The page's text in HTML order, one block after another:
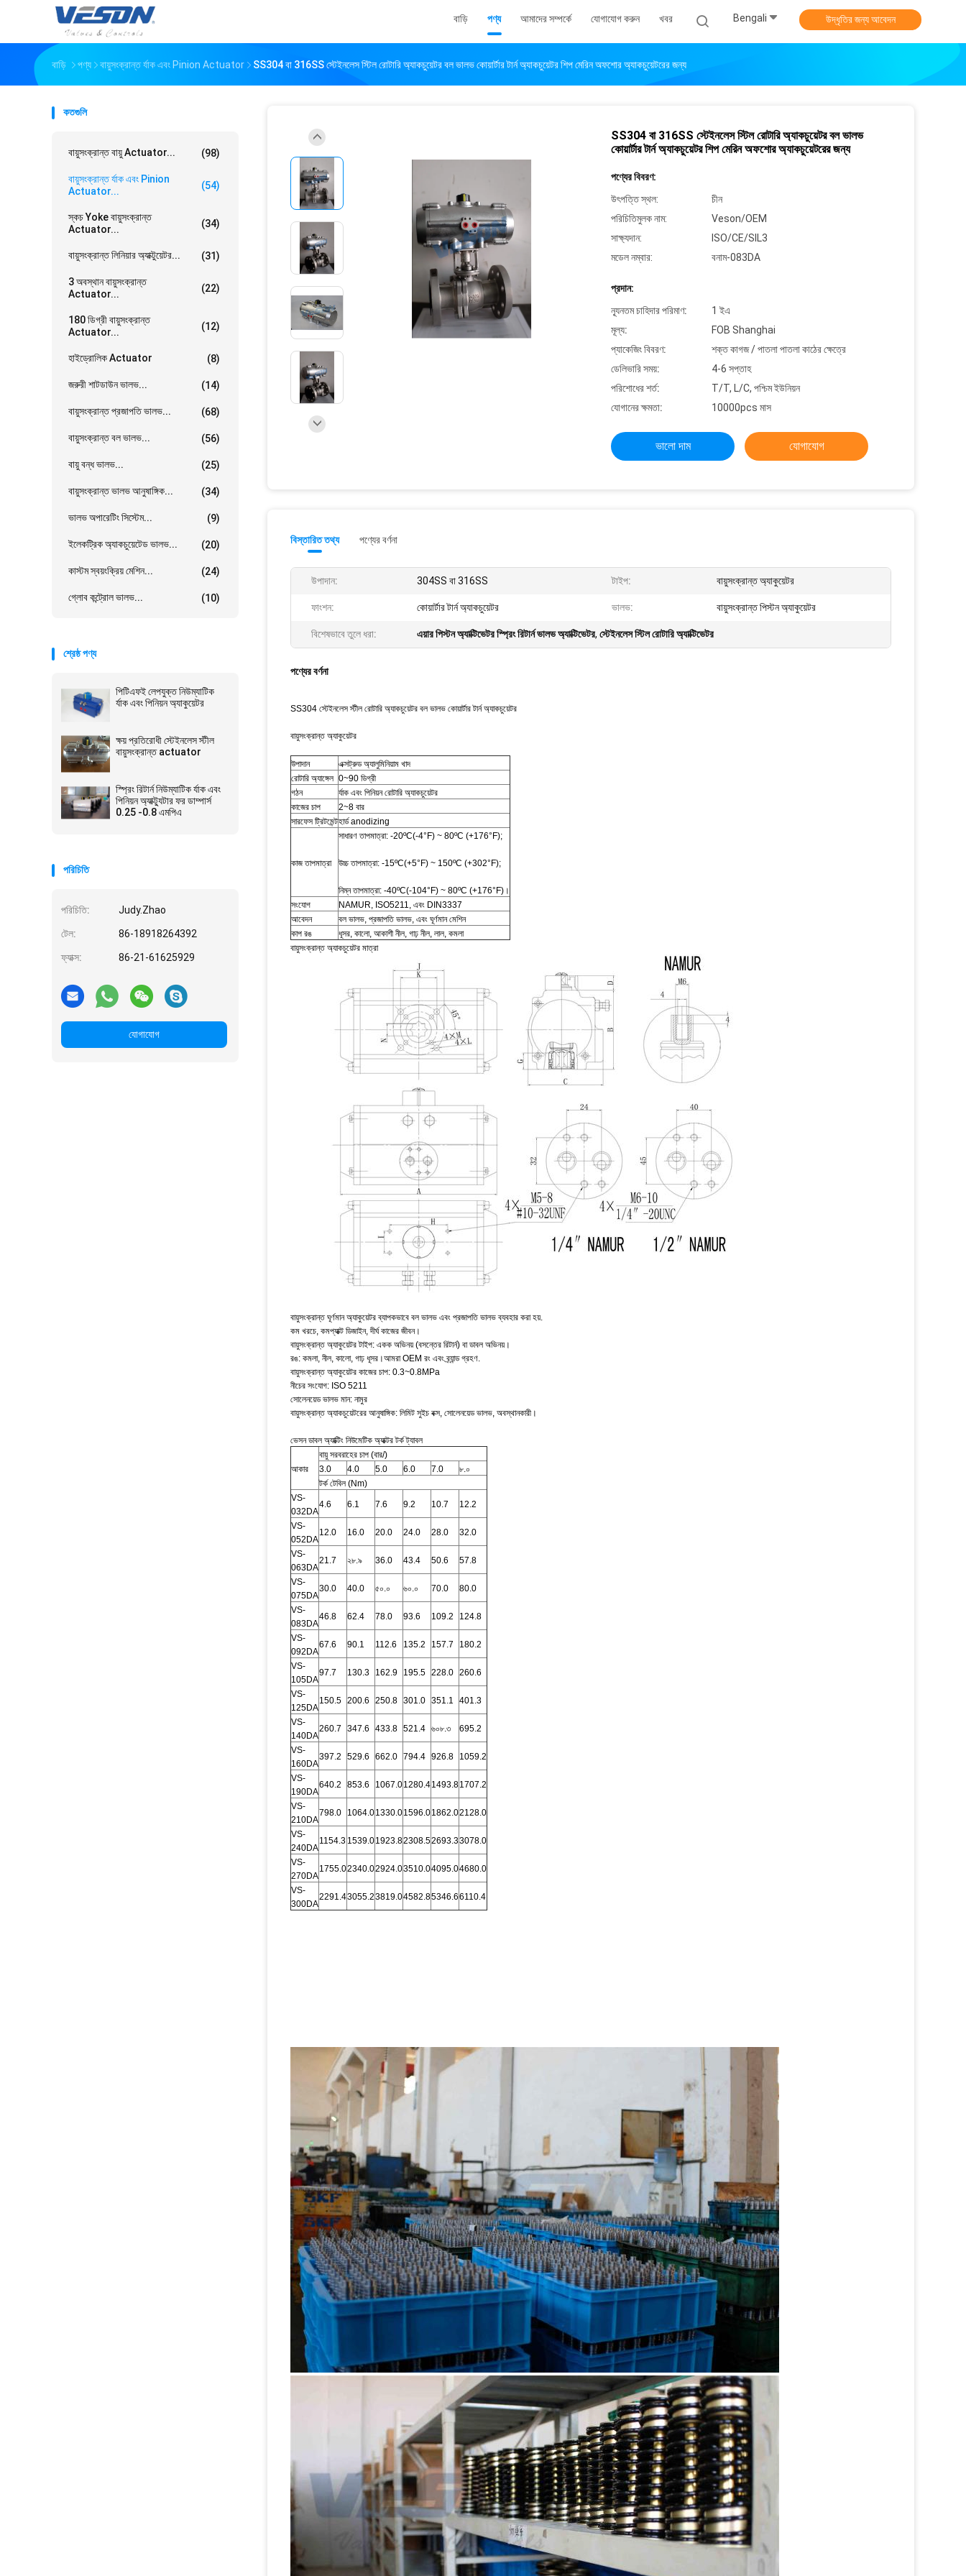
বাড়ি পণ্য আমাদের সম্পর্কে যোগাযোগ করুন খবর Bengali উদ্ধৃতির জন্য আবেদন
বাড়ি পণ্য বায়ুসংক্রান্ত র্যাক এবং Pinion Actuator SS304 বা 316SS স্টেইনলেস স্টিল রোটারি অ্যাকচুয়েটর বল ভালভ কোয়ার্টার টার্ন অ্যাকচুয়েটর শিপ মেরিন অফশোর অ্যাকচুয়েটরের জন্য
কতগুলি
বায়ুসংক্রান্ত বায়ু Actuator... (98)
বায়ুসংক্রান্ত র্যাক এবং Pinion
Actuator...
(54)
স্কচ Yoke বায়ুসংক্রান্ত
Actuator...
(34)
বায়ুসংক্রান্ত লিনিয়ার অ্যাক্টুয়েটর... (31)
3 অবস্থান বায়ুসংক্রান্ত
Actuator...
(22)
180 ডিগ্রী বায়ুসংক্রান্ত
Actuator...
(12)
হাইড্রোলিক Actuator (8)
জরুরী শাটডাউন ভালভ... (14)
বায়ুসংক্রান্ত প্রজাপতি ভালভ... (68)
বায়ুসংক্রান্ত বল ভালভ... (56)
বায়ু বন্ধ ভালভ... (25)
বায়ুসংক্রান্ত ভালভ আনুষাঙ্গিক... (34)
ভালভ অপারেটিং সিস্টেম... (9)
ইলেকট্রিক অ্যাকচুয়েটেড ভালভ... (20)
কাস্টম স্বয়ংক্রিয় মেশিন... (24)
গ্লোব কন্ট্রোল ভালভ... (10)
শ্রেষ্ঠ পণ্য
পিটিএফই লেপযুক্ত নিউম্যাটিক
র্যাক এবং পিনিয়ন অ্যাকুয়েটর
ক্ষয় প্রতিরোধী স্টেইনলেস স্টীল
বায়ুসংক্রান্ত actuator
স্প্রিং রিটার্ন নিউম্যাটিক র্যাক এবং
পিনিয়ন অ্যাক্ট্যুটার ফর ডাম্পার্স
0.25 -0.8 এমপিএ
পরিচিতি
পরিচিতি: Judy.Zhao
টেল: 86-18918264392
ফ্যাক্স: 86-21-61625929
যোগাযোগ
SS304 বা 316SS স্টেইনলেস স্টিল রোটারি অ্যাকচুয়েটর বল ভালভ
কোয়ার্টার টার্ন অ্যাকচুয়েটর শিপ মেরিন অফশোর অ্যাকচুয়েটরের জন্য
পণ্যের বিবরণ:
উৎপত্তি স্থল:
চীন
পরিচিতিমুলক নাম:
Veson/OEM
সাক্ষ্যদান:
ISO/CE/SIL3
মডেল নম্বার:
বনাম-083DA
প্রদান:
ন্যূনতম চাহিদার পরিমাণ:
1 ইএ
মূল্য:
FOB Shanghai
প্যাকেজিং বিবরণ:
শক্ত কাগজ / পাতলা পাতলা কাঠের ক্ষেত্রে
ডেলিভারি সময়:
4-6 সপ্তাহ
পরিশোধের শর্ত:
T/T, L/C, পশ্চিম ইউনিয়ন
যোগানের ক্ষমতা:
10000pcs মাস
ভালো দাম যোগাযোগ
বিস্তারিত তথ্য পণ্যের বর্ণনা
উপাদান: 304SS বা 316SS টাইপ: বায়ুসংক্রান্ত অ্যাকুয়েটর
ফাংশন: কোয়ার্টার টার্ন অ্যাকচুয়েটর ভালভ: বায়ুসংক্রান্ত পিস্টন অ্যাকুয়েটর
বিশেষভাবে তুলে ধরা: এয়ার পিস্টন অ্যাক্টিভেটর স্প্রিং রিটার্ন ভালভ অ্যাক্টিভেটর, স্টেইনলেস স্টিল রোটারি অ্যাক্টিভেটর
পণ্যের বর্ণনা
SS304 স্টেইনলেস স্টীল রোটারি অ্যাকচুয়েটর বল ভালভ কোয়ার্টার টার্ন অ্যাকচুয়েটর
বায়ুসংক্রান্ত অ্যাকুয়েটর
উপাদান
এক্সট্রুড অ্যালুমিনিয়াম খাদ
রোটারি অ্যাঙ্গেল 0~90 ডিগ্রী
গঠন
র্যাক এবং পিনিয়ন রোটারি অ্যাকচুয়েটর
কাজের চাপ
2~8 বার
সারফেস ট্রিটমেন্টহার্ড anodizing
কাজ তাপমাত্রা
সাধারণ তাপমাত্রা: -20ºC(-4°F) ~ 80ºC (+176°F);
উচ্চ তাপমাত্রা: -15ºC(+5°F) ~ 150ºC (+302°F);
নিম্ন তাপমাত্রা: -40ºC(-104°F) ~ 80ºC (+176°F)।
সংযোগ
NAMUR, ISO5211, এবং DIN3337
আবেদন
বল ভালভ, প্রজাপতি ভালভ, এবং ঘূর্ণমান মেশিন
কাপ রঙ
ধূসর, কালো, আকাশী নীল, গাঢ় নীল, লাল, কমলা
বায়ুসংক্রান্ত অ্যাকচুয়েটর মাত্রা
বায়ুসংক্রান্ত ঘূর্ণমান অ্যাকুয়েটর ব্যাপকভাবে বল ভালভ এবং প্রজাপতি ভালভ ব্যবহার করা হয়.
কম খরচে, কমপ্যাক্ট ডিজাইন, দীর্ঘ কাজের জীবন।
বায়ুসংক্রান্ত অ্যাকুয়েটর টাইপ: একক অভিনয় (বসন্তের রিটার্ন) বা ডাবল অভিনয়।
রঙ: কমলা, নীল, কালো, গাঢ় ধূসর।আমরা OEM রং এবং ব্র্যান্ড গ্রহণ.
বায়ুসংক্রান্ত অ্যাকুয়েটর কাজের চাপ: 0.3~0.8MPa
নীচের সংযোগ: ISO 5211
সোলেনয়েড ভালভ মান: নামুর
বায়ুসংক্রান্ত অ্যাকচুয়েটরের আনুষাঙ্গিক: লিমিট সুইচ বক্স, সোলেনয়েড ভালভ, অবস্থানকারী।
ভেসন ডাবল অ্যাক্টিং নিউমেটিক অ্যাক্টর টর্ক ট্যাবল
আকার
বায়ু সরবরাহের চাপ (বার/)
3.0
4.0 5.0 6.0 7.0
৮.০
টর্ক টেবিল (Nm)
VS-
032DA
4.6 6.1 7.6 9.2 10.7 12.2
VS-
052DA
12.0 16.0 20.0 24.0 28.0 32.0
VS-
063DA
21.7 ২৮.৯ 36.0 43.4 50.6 57.8
VS-
075DA
30.0 40.0 ৫০.০ ৬০.০ 70.0 80.0
VS-
083DA
46.8 62.4 78.0 93.6 109.2 124.8
VS-
092DA
67.6 90.1 112.6 135.2 157.7 180.2
VS-
105DA
97.7 130.3 162.9 195.5 228.0 260.6
VS-
125DA
150.5 200.6 250.8 301.0 351.1 401.3
VS-
140DA
260.7 347.6 433.8 521.4 ৬০৮.৩ 695.2
VS-
160DA
397.2 529.6 662.0 794.4 926.8 1059.2
VS-
190DA
640.2 853.6 1067.01280.41493.81707.2
VS-
210DA
798.0 1064.01330.01596.01862.02128.0
VS-
240DA
1154.3 1539.01923.82308.52693.33078.0
VS-
270DA
1755.02340.02924.03510.04095.04680.0
VS-
300DA
2291.43055.23819.04582.85346.66110.4